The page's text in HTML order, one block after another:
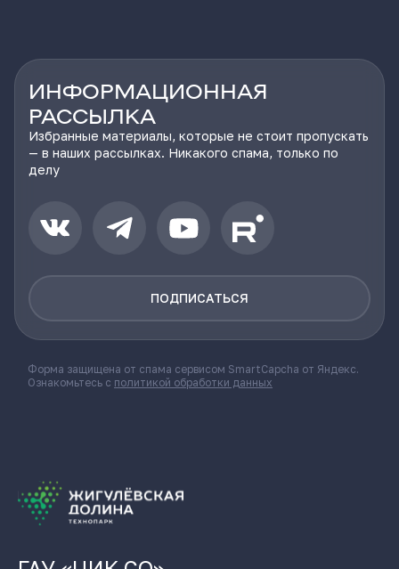
ИНФОРМАЦИОННАЯ
РАССЫЛКА
Избранные материалы, которые не стоит пропускать
— в наших рассылках. Никакого спама, только по
делу
ПОДПИСАТЬСЯ
Форма защищена от спама сервисом SmartCapcha от Яндекс.
Ознакомьтесь с политикой обработки данных